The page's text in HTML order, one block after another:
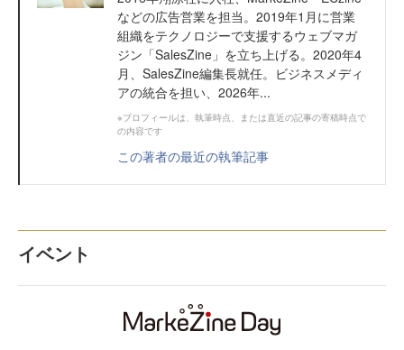
などの広告営業を担当。2019年1月に営業
組織をテクノロジーで支援するウェブマガ
ジン「SalesZine」を立ち上げる。2020年4
月、SalesZine編集長就任。ビジネスメディ
アの統合を担い、2026年...
※プロフィールは、執筆時点、または直近の記事の寄稿時点で
の内容です
この著者の最近の執筆記事
イベント